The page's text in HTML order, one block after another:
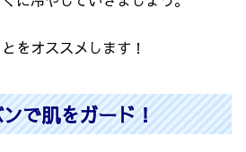
をオススメします！
で肌をガード！